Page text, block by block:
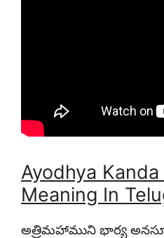
Ayodhya Kanda
Meaning In
అత్రిమహాముని భార్య